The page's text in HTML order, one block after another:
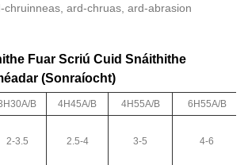
chruinneas, ard-chruas, ard-abrasion
Fuar Scriú Cuid Snáithithe
(Sonraíocht)
B 4H45A/B 4H55A/B 6H55A/B
2-3.5 2.5-4 3-5 4-6